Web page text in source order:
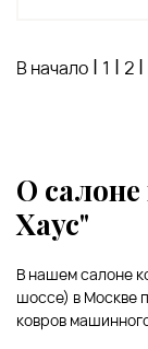
В начало | 1 | 2 |
О
Хаус"
В нашем салоне
шоссе) в Москве
ковров